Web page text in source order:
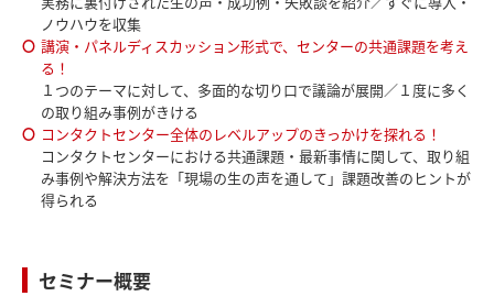
ノウハウを収集
講演・パネルディスカッション形式で、センターの共通課題を考え
る！
１つのテーマに対して、多面的な切り口で議論が展開／１度に多く
の取り組み事例がきける
コンタクトセンター全体のレベルアップのきっかけを探れる！
コンタクトセンターにおける共通課題・最新事情に関して、取り組
み事例や解決方法を「現場の生の声を通して」課題改善のヒントが
得られる
セミナー概要